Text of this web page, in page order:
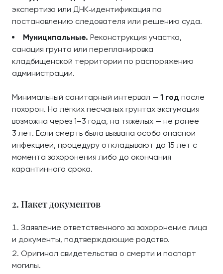
экспертиза или ДНК‑идентификация по
постановлению следователя или решению суда.
Муниципальные. Реконструкция участка,
санация грунта или перепланировка
кладбищенской территории по распоряжению
администрации.
Минимальный санитарный интервал — 1 год после
похорон. На лёгких песчаных грунтах эксгумация
возможна через 1–3 года, на тяжёлых — не ранее
3 лет. Если смерть была вызвана особо опасной
инфекцией, процедуру откладывают до 15 лет с
момента захоронения либо до окончания
карантинного срока.
2. Пакет документов
Заявление ответственного за захоронение лица
и документы, подтверждающие родство.
Оригинал свидетельства о смерти и паспорт
могилы.